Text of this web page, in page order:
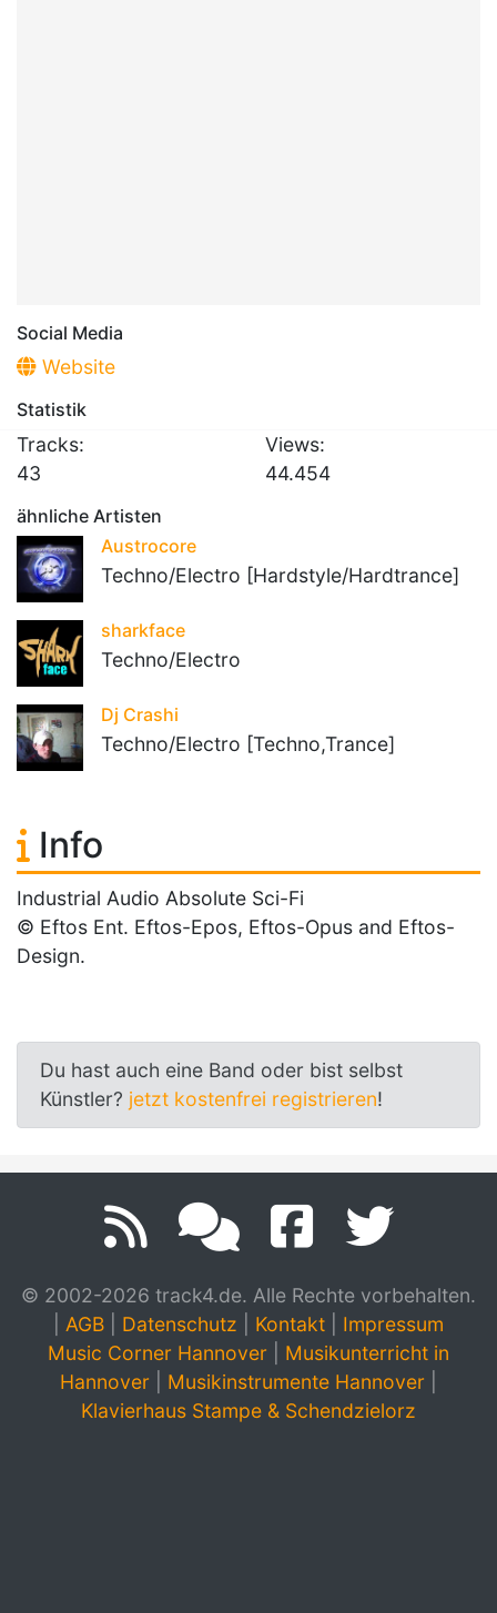
Social Media
Website
Statistik
Tracks:
43
Views:
44.454
ähnliche Artisten
Austrocore
Techno/Electro [Hardstyle/Hardtrance]
sharkface
Techno/Electro
Dj Crashi
Techno/Electro [Techno,Trance]
Info
Industrial Audio Absolute Sci-Fi
© Eftos Ent. Eftos-Epos, Eftos-Opus and Eftos-
Design.
Du hast auch eine Band oder bist selbst
Künstler? jetzt kostenfrei registrieren!
© 2002-2026 track4.de. Alle Rechte vorbehalten.
AGB Datenschutz Kontakt
Impressum
Music Corner Hannover
Musikunterricht in
Hannover
Musikinstrumente Hannover
Klavierhaus Stampe & Schendzielorz